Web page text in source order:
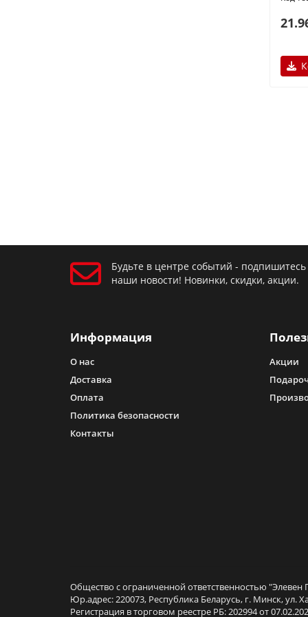
Будьте в центре событий - подпишитесь
наши новости! Новинки, скидки, акции.
Информация
О нас
Доставка
Оплата
Политика безопасности
Контакты
Акции
Общество с ограниченной ответственностью
Юр.адрес: 220073, Республика Беларусь, г. Минск, ул.
Регистрация в торговом реестре РБ: 202994 от